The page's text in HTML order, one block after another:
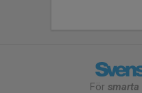
För smarta